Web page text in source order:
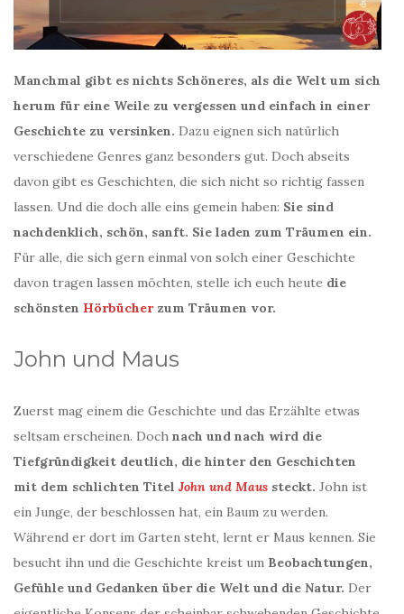
Manchmal gibt es nichts Schöneres, als die Welt um sich
herum für eine Weile zu vergessen und einfach in einer
Geschichte zu versinken. Dazu eignen sich natürlich
verschiedene Genres ganz besonders gut. Doch abseits
davon gibt es Geschichten, die sich nicht so richtig fassen
lassen. Und die doch alle eins gemein haben: Sie sind
nachdenklich, schön, sanft. Sie laden zum Träumen ein.
Für alle, die sich gern einmal von solch einer Geschichte
davon tragen lassen möchten, stelle ich euch heute die
schönsten Hörbücherzum Träumen vor.
John und Maus
Zuerst mag einem die Geschichte und das Erzählte etwas
seltsam erscheinen. Doch nach und nach wird die
Tiefgründigkeit deutlich, die hinter den Geschichten
mit dem schlichten Titel John und Maus steckt. John ist
ein Junge, der beschlossen hat, ein Baum zu werden.
Während er dort im Garten steht, lernt er Maus kennen. Sie
besucht ihn und die Geschichte kreist um Beobachtungen,
Gefühle und Gedanken über die Welt und die Natur. Der